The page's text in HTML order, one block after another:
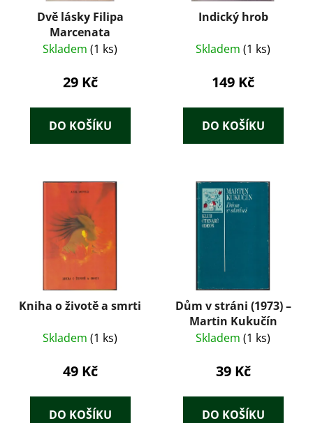
Dvě lásky Filipa
Marcenata
Skladem (1 ks)
29 Kč
DO KOŠÍKU
Indický hrob
Skladem (1 ks)
149 Kč
DO KOŠÍKU
Kniha o životě a smrti
Skladem (1 ks)
49 Kč
DO KOŠÍKU
Dům v stráni (1973) –
Martin Kukučín
Skladem (1 ks)
39 Kč
DO KOŠÍKU